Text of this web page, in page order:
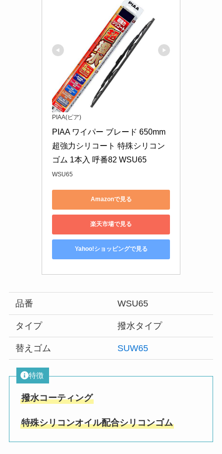
PIAA(ピア)
PIAA ワイパー ブレード 650mm
超強力シリコート 特殊シリコン
ゴム 1本入 呼番82 WSU65
WSU65
Amazonで見る
楽天市場で見る
Yahoo!ショッピングで見る
品番 WSU65
タイプ 撥水タイプ
替えゴム SUW65
特徴
撥水コーティング
特殊シリコンオイル配合シリコンゴム